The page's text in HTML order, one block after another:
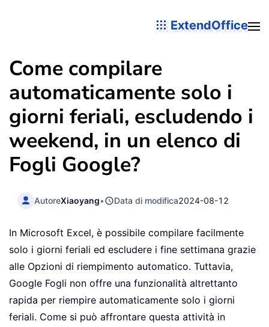
ExtendOffice
Come compilare
automaticamente solo i
giorni feriali, escludendo i
weekend, in un elenco di
Fogli Google?
AutoreXiaoyang• Data di modifica2024-08-12
In Microsoft Excel, è possibile compilare facilmente
solo i giorni feriali ed escludere i fine settimana grazie
alle Opzioni di riempimento automatico. Tuttavia,
Google Fogli non offre una funzionalità altrettanto
rapida per riempire automaticamente solo i giorni
feriali. Come si può affrontare questa attività in